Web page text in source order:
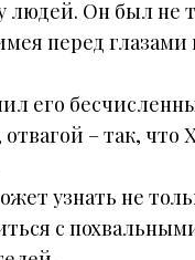
людей. Он был не
перед
его
– так,
узнать не
с